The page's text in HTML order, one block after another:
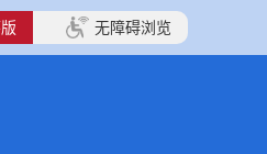
无障碍浏览